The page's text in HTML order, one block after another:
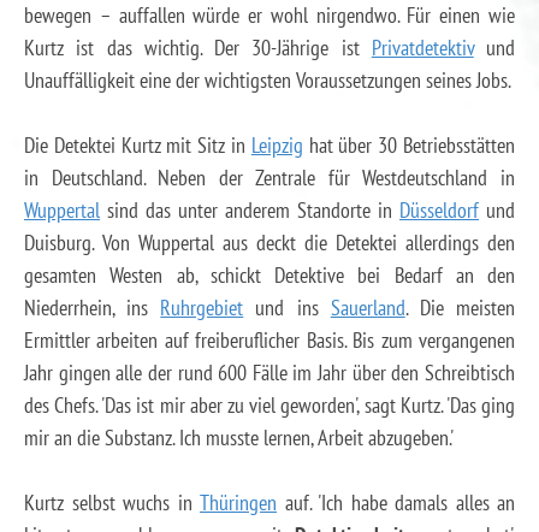
bewegen – auffallen würde er wohl nirgendwo. Für einen wie
Kurtz ist das wichtig. Der 30-Jährige ist Privatdetektivund
Unauffälligkeit eine der wichtigsten Voraussetzungen seines Jobs.
Die Detektei Kurtz mit Sitz in Leipzig hat über 30 Betriebsstätten
in Deutschland. Neben der Zentrale für Westdeutschland in
Wuppertal sind das unter anderem Standorte in Düsseldorf und
Duisburg. Von Wuppertal aus deckt die Detektei allerdings den
gesamten Westen ab, schickt Detektive bei Bedarf an den
Niederrhein, ins Ruhrgebiet und ins Sauerland. Die meisten
Ermittler arbeiten auf freiberuflicher Basis. Bis zum vergangenen
Jahr gingen alle der rund 600 Fälle im Jahr über den Schreibtisch
des Chefs. 'Das ist mir aber zu viel geworden', sagt Kurtz. 'Das ging
mir an die Substanz. Ich musste lernen, Arbeit abzugeben.'
Kurtz selbst wuchs in Thüringen auf. 'Ich habe damals alles an